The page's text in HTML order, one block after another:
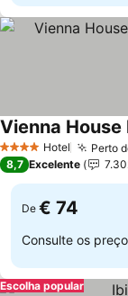
4 EstrelasHotel Perto
8,7 Excelente
De € 74
Consulte os
Escolha popular